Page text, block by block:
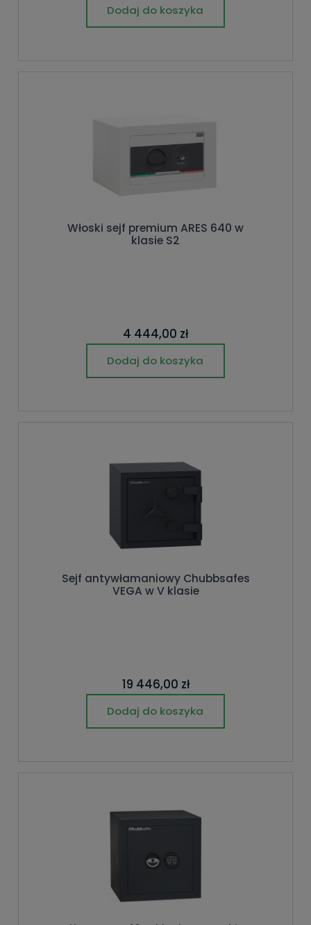
Dodaj do koszyka
Włoski sejf premium ARES 640 w
klasie S2
4 444,00 zł
Dodaj do koszyka
Sejf antywłamaniowy Chubbsafes
VEGA w V klasie
19 446,00 zł
Dodaj do koszyka